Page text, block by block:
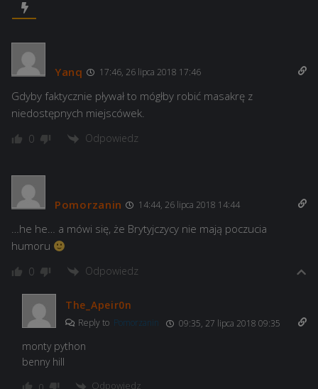
Yanq 17:46, 26 lipca 2018 17:46
Gdyby faktycznie pływał to mógłby robić masakrę z
niedostępnych miejscówek.
0 Odpowiedz
Pomorzanin 14:44, 26 lipca 2018 14:44
…he he… a mówi się, że Brytyjczycy nie mają poczucia
humoru
0 Odpowiedz
The_Apeir0n
Reply to Pomorzanin 09:35, 27 lipca 2018 09:35
monty python
benny hill
Odpowiedz